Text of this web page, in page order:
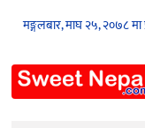
मङ्गलबार, माघ २५, २०७८ मा